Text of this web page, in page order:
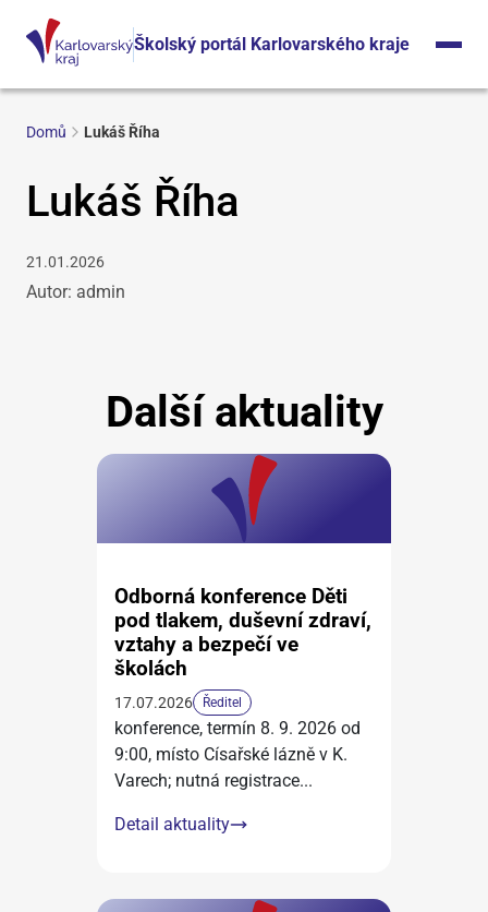
Školský portál Karlovarského kraje
Domů Lukáš Říha
Lukáš Říha
21.01.2026
Autor: admin
Další aktuality
Odborná konference Děti
pod tlakem, duševní zdraví,
vztahy a bezpečí ve
školách
17.07.2026 Ředitel
konference, termín 8. 9. 2026 od
9:00, místo Císařské lázně v K.
Varech; nutná registrace...
Detail aktuality